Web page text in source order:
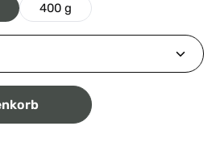
400 g
den gewünschten Wert ein